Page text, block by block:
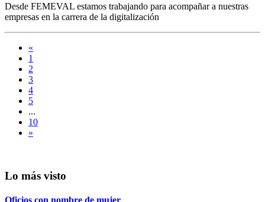
Desde FEMEVAL estamos trabajando para acompañar a nuestras
empresas en la carrera de la digitalización
«
1
2
3
4
5
...
10
»
Lo más visto
Oficios con nombre de mujer